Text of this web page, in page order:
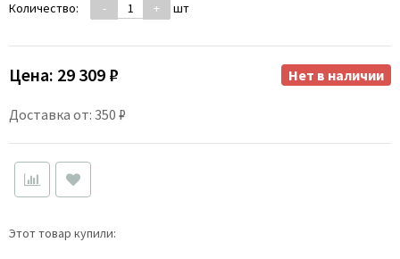
Количество: - + шт
Цена: 29 309 ₽
Доставка от: 350 ₽
Нет в наличии
Этот товар купили: